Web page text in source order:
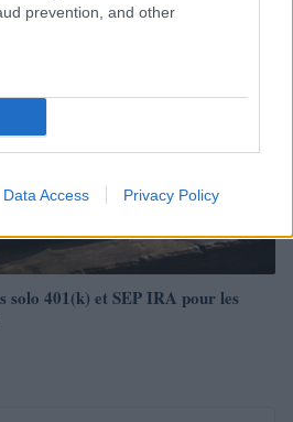
prevention, and other
Data Access Privacy Policy
solo 401(k) et SEP IRA pour les